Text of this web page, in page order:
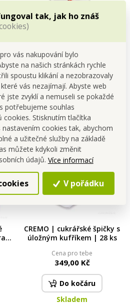
tak, jak ho znáš
vás nakupování bylo
na našich stránkách rychle
spoustu klikání a nezobrazovaly
vás nezajímají. Abyste web
jste zvyklí a nemuseli se pokaždé
potřebujeme souhlas
Stisknutím tlačítka
nastavením cookies tak, abychom
a užitečné služby na základě
můžete kdykoli změnit
údajů. Více informací
V pořádku
|
ART | 12 ks umělecké
akvarelové pastelky
AQUARELLE | suché i mokré
techniky | nejvyšší kvalita
Cena pro tebe
149,00 Kč
Do kočáru
Skladem
CREMO | cukrářské špičky s
úložným kufříkem | 28 ks
Cena pro tebe
349,00 Kč
Do kočáru
Skladem